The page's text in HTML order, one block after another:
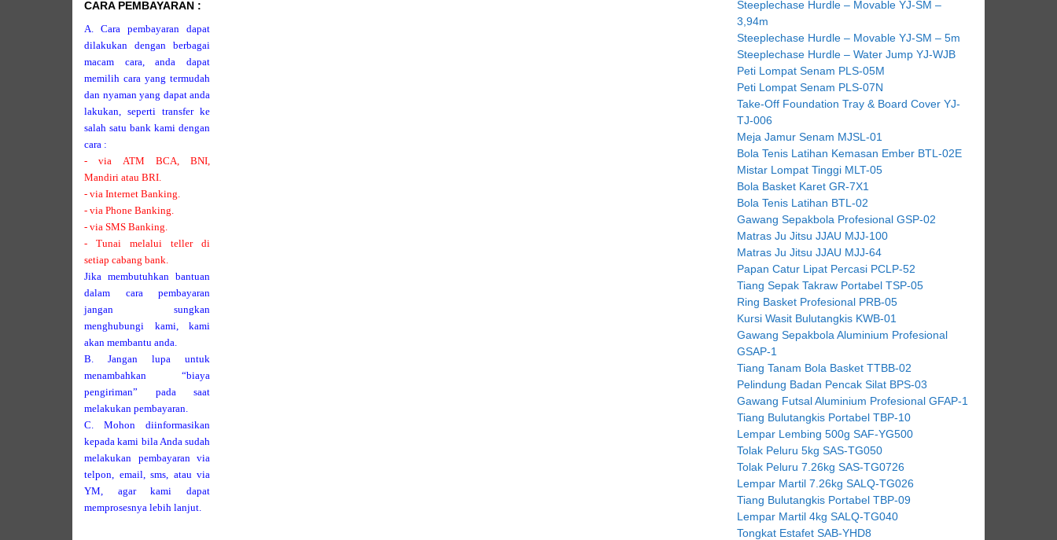
CARA PEMBAYARAN :
A. Cara pembayaran dapat
dilakukan dengan berbagai
macam cara, anda dapat
memilih cara yang termudah
dan nyaman yang dapat anda
lakukan, seperti transfer ke
salah satu bank kami dengan
cara :
- via ATM BCA, BNI,
Mandiri atau BRI.
- via Internet Banking.
- via Phone Banking.
- via SMS Banking.
- Tunai melalui teller di
setiap cabang bank.
Jika membutuhkan bantuan
dalam cara pembayaran
jangan sungkan
menghubungi kami, kami
akan membantu anda.
B. Jangan lupa untuk
menambahkan “biaya
pengiriman” pada saat
melakukan pembayaran.
C. Mohon diinformasikan
kepada kami bila Anda sudah
melakukan pembayaran via
telpon, email, sms, atau via
YM, agar kami dapat
memprosesnya lebih lanjut.
Steeplechase Hurdle – Movable YJ-SM –
3,94m
Steeplechase Hurdle – Movable YJ-SM – 5m
Steeplechase Hurdle – Water Jump YJ-WJB
Peti Lompat Senam PLS-05M
Peti Lompat Senam PLS-07N
Take-Off Foundation Tray & Board Cover YJ-
TJ-006
Meja Jamur Senam MJSL-01
Bola Tenis Latihan Kemasan Ember BTL-02E
Mistar Lompat Tinggi MLT-05
Bola Basket Karet GR-7X1
Bola Tenis Latihan BTL-02
Gawang Sepakbola Profesional GSP-02
Matras Ju Jitsu JJAU MJJ-100
Matras Ju Jitsu JJAU MJJ-64
Papan Catur Lipat Percasi PCLP-52
Tiang Sepak Takraw Portabel TSP-05
Ring Basket Profesional PRB-05
Kursi Wasit Bulutangkis KWB-01
Gawang Sepakbola Aluminium Profesional
GSAP-1
Tiang Tanam Bola Basket TTBB-02
Pelindung Badan Pencak Silat BPS-03
Gawang Futsal Aluminium Profesional GFAP-1
Tiang Bulutangkis Portabel TBP-10
Lempar Lembing 500g SAF-YG500
Tolak Peluru 5kg SAS-TG050
Tolak Peluru 7.26kg SAS-TG0726
Lempar Martil 7.26kg SALQ-TG026
Tiang Bulutangkis Portabel TBP-09
Lempar Martil 4kg SALQ-TG040
Tongkat Estafet SAB-YHD8